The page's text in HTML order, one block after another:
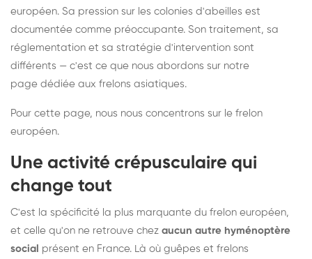
européen. Sa pression sur les colonies d'abeilles est
documentée comme préoccupante. Son traitement, sa
réglementation et sa stratégie d'intervention sont
différents — c'est ce que nous abordons sur notre
page dédiée aux frelons asiatiques.
Pour cette page, nous nous concentrons sur le frelon
européen.
Une activité crépusculaire qui
change tout
C'est la spécificité la plus marquante du frelon européen,
et celle qu'on ne retrouve chez aucun autre hyménoptère
social présent en France. Là où guêpes et frelons